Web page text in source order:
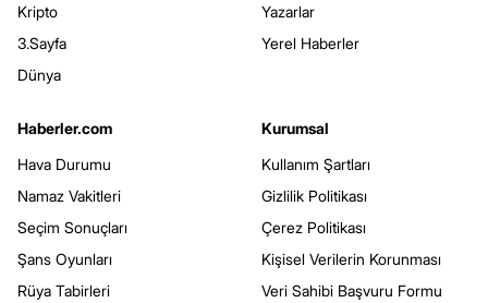
Kripto
3.Sayfa
Dünya
Yazarlar
Yerel Haberler
Haberler.com
Hava Durumu
Namaz Vakitleri
Seçim Sonuçları
Şans Oyunları
Rüya Tabirleri
Kurumsal
Kullanım Şartları
Gizlilik Politikası
Çerez Politikası
Kişisel Verilerin Korunması
Veri Sahibi Başvuru Formu